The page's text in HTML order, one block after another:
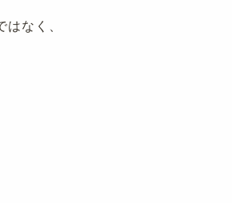
はなく、